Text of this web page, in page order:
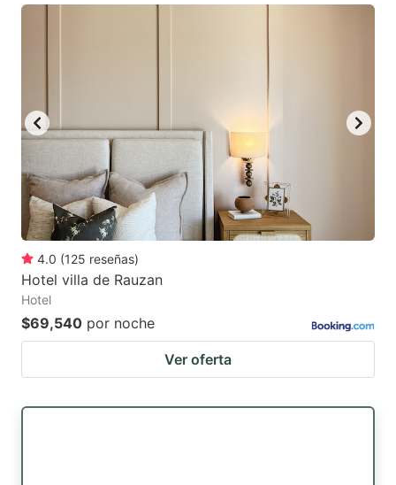
4.0 (125 reseñas)
Hotel villa de Rauzan
Hotel
$69,540 por noche
Ver oferta